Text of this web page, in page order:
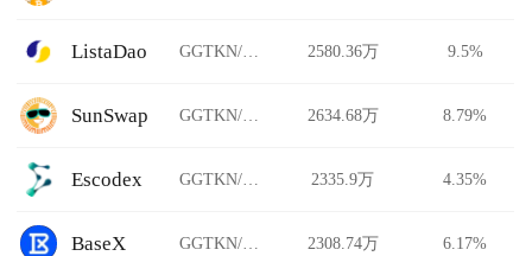
ListaDao GGTKN/USDT 2580.36万 9.5%
SunSwap GGTKN/USDT 2634.68万 8.79%
Escodex GGTKN/USDT 2335.9万 4.35%
BaseX GGTKN/USDT 2308.74万 6.17%